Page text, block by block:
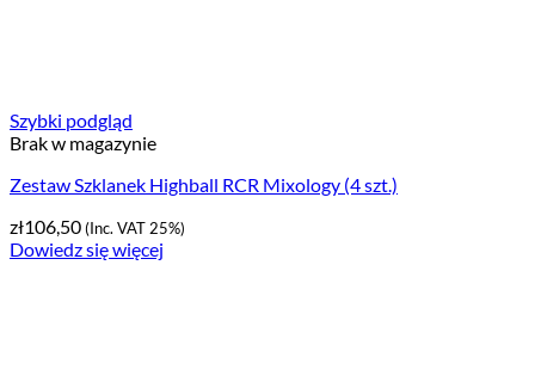
Szybki podgląd
Brak w magazynie
Zestaw Szklanek Highball RCR Mixology (4 szt.)
zł106,50(Inc. VAT 25%)
Dowiedz się więcej